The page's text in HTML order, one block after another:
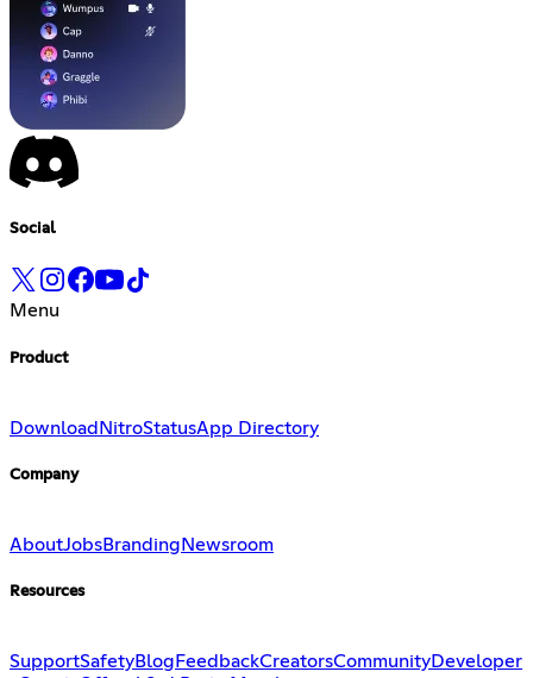
Social
Menu
Product
Download NitroStatusApp Directory
Company
AboutJobsBranding Newsroom
Resources
SupportSafetyBlog FeedbackCreatorsCommunityDeveloper